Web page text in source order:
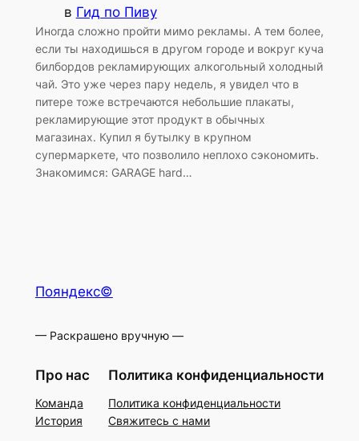
в Гид по Пиву
Иногда сложно пройти мимо рекламы. А тем более,
если ты находишься в другом городе и вокруг куча
билбордов рекламирующих алкогольный холодный
чай. Это уже через пару недель, я увидел что в
питере тоже встречаются небольшие плакаты,
рекламирующие этот продукт в обычных
магазинах. Купил я бутылку в крупном
супермаркете, что позволило неплохо сэкономить.
Знакомимся: GARAGE hard…
Пояндекс©
— Раскрашено вручную —
Про нас
Команда
История
Политика конфиденциальности
Политика конфиденциальности
Свяжитесь с нами